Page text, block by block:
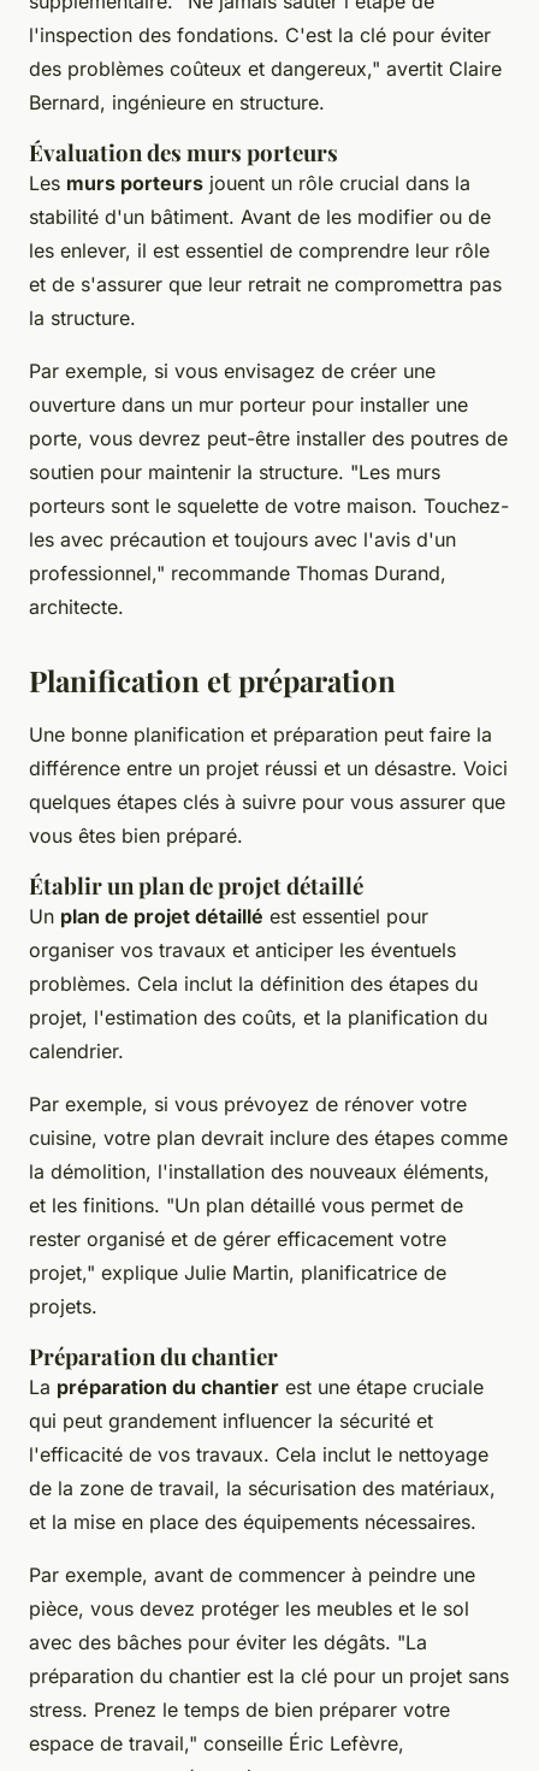
l'inspection des fondations. C'est la clé pour éviter
des problèmes coûteux et dangereux," avertit Claire
Bernard, ingénieure en structure.
Évaluation des murs porteurs
Les murs porteurs jouent un rôle crucial dans la
stabilité d'un bâtiment. Avant de les modifier ou de
les enlever, il est essentiel de comprendre leur rôle
et de s'assurer que leur retrait ne compromettra pas
la structure.
Par exemple, si vous envisagez de créer une
ouverture dans un mur porteur pour installer une
porte, vous devrez peut-être installer des poutres de
soutien pour maintenir la structure. "Les murs
porteurs sont le squelette de votre maison. Touchez-
les avec précaution et toujours avec l'avis d'un
professionnel," recommande Thomas Durand,
architecte.
Planification et préparation
Une bonne planification et préparation peut faire la
différence entre un projet réussi et un désastre. Voici
quelques étapes clés à suivre pour vous assurer que
vous êtes bien préparé.
Établir un plan de projet détaillé
Un plan de projet détaillé est essentiel pour
organiser vos travaux et anticiper les éventuels
problèmes. Cela inclut la définition des étapes du
projet, l'estimation des coûts, et la planification du
calendrier.
Par exemple, si vous prévoyez de rénover votre
cuisine, votre plan devrait inclure des étapes comme
la démolition, l'installation des nouveaux éléments,
et les finitions. "Un plan détaillé vous permet de
rester organisé et de gérer efficacement votre
projet," explique Julie Martin, planificatrice de
projets.
Préparation du chantier
La préparation du chantier est une étape cruciale
qui peut grandement influencer la sécurité et
l'efficacité de vos travaux. Cela inclut le nettoyage
de la zone de travail, la sécurisation des matériaux,
et la mise en place des équipements nécessaires.
Par exemple, avant de commencer à peindre une
pièce, vous devez protéger les meubles et le sol
avec des bâches pour éviter les dégâts. "La
préparation du chantier est la clé pour un projet sans
stress. Prenez le temps de bien préparer votre
espace de travail," conseille Éric Lefèvre,